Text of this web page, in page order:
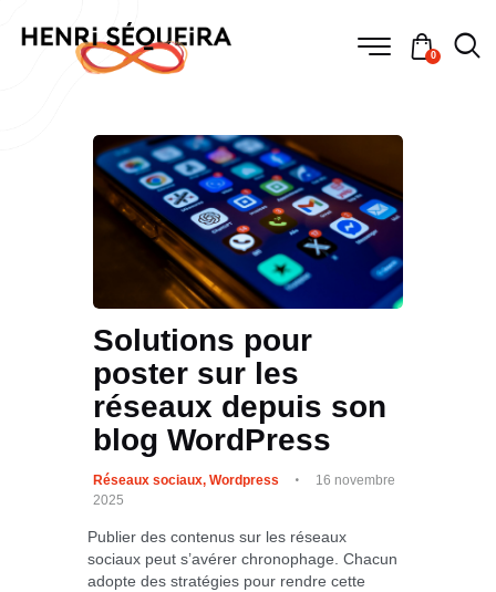
0
Solutions pour
poster sur les
réseaux depuis son
blog WordPress
Réseaux sociaux, Wordpress
16 novembre
2025
Publier des contenus sur les réseaux
sociaux peut s’avérer chronophage. Chacun
adopte des stratégies pour rendre cette